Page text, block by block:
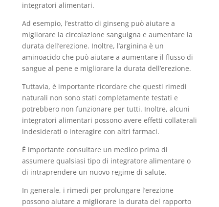
integratori alimentari.
Ad esempio, l’estratto di ginseng può aiutare a
migliorare la circolazione sanguigna e aumentare la
durata dell’erezione. Inoltre, l’arginina è un
aminoacido che può aiutare a aumentare il flusso di
sangue al pene e migliorare la durata dell’erezione.
Tuttavia, è importante ricordare che questi rimedi
naturali non sono stati completamente testati e
potrebbero non funzionare per tutti. Inoltre, alcuni
integratori alimentari possono avere effetti collaterali
indesiderati o interagire con altri farmaci.
È importante consultare un medico prima di
assumere qualsiasi tipo di integratore alimentare o
di intraprendere un nuovo regime di salute.
In generale, i rimedi per prolungare l’erezione
possono aiutare a migliorare la durata del rapporto